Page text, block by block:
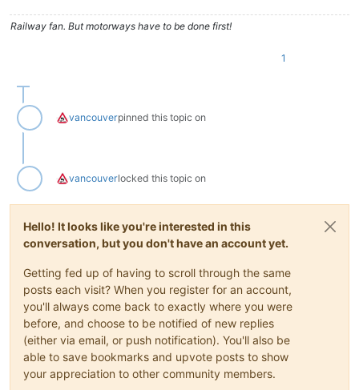
Railway fan. But motorways have to be done first!
1
vancouverpinned this topic on
vancouverlocked this topic on
Hello! It looks like you're interested in this
conversation, but you don't have an account yet.
Getting fed up of having to scroll through the same
posts each visit? When you register for an account,
you'll always come back to exactly where you were
before, and choose to be notified of new replies
(either via email, or push notification). You'll also be
able to save bookmarks and upvote posts to show
your appreciation to other community members.